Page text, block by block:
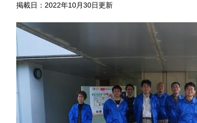
情報公開請求手続について
公開事項
規程集
個人情報関連の情報
利益相反マネジメント規程
掲載日：2022年10月30日更新